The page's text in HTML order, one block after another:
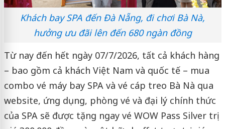
Khách bay SPA đến Đà Nẵng, đi chơi Bà Nà,
hưởng ưu đãi lên đến 680 ngàn đồng
Từ nay đến hết ngày 07/7/2026, tất cả khách hàng
– bao gồm cả khách Việt Nam và quốc tế – mua
combo vé máy bay SPA và vé cáp treo Bà Nà qua
website, ứng dụng, phòng vé và đại lý chính thức
của SPA sẽ được tặng ngay vé WOW Pass Silver trị